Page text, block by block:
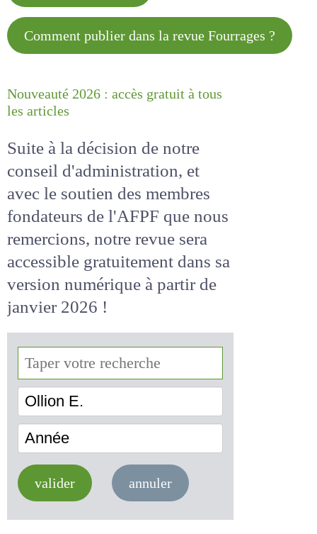
Comment publier dans la revue
Nouveauté 2026 : accès gratuit à
Suite à la décision de notre
conseil d'administration, et
avec le soutien des membres
fondateurs de l'AFPF que nous
remercions, notre revue sera
accessiblegratuitementdans
sa version numérique
de janvier 2026 !
Ollion E.
valider annuler